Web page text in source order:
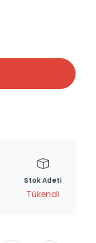
Stok Adeti
Tükendi